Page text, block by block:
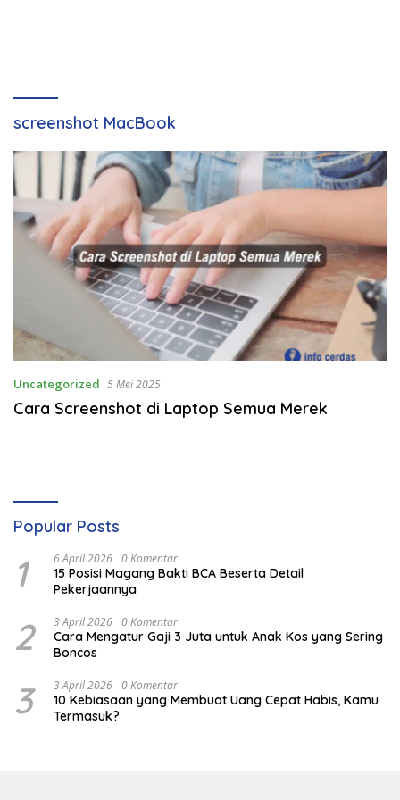
screenshot MacBook
Uncategorized 5 Mei 2025
Cara Screenshot di Laptop Semua Merek
Popular Posts
1 6 April 2026 0 Komentar
15 Posisi Magang Bakti BCA Beserta Detail
Pekerjaannya
2 3 April 2026 0 Komentar
Cara Mengatur Gaji 3 Juta untuk Anak Kos yang Sering
Boncos
3 3 April 2026 0 Komentar
10 Kebiasaan yang Membuat Uang Cepat Habis, Kamu
Termasuk?